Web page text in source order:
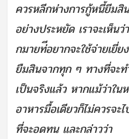
ควรหลีกห่างการกู้หนี้ยีมสิ
อย่างประหยัด เราจะเห็น
กมายท่ีอยากจะใช้จ่ายเยี่
ยืมสินจากทุก ๆ ทางที่จะท
เป็นจริงแล้ว หากแม้ว่าใน
อาหารมื้อเดียวก็ไม่ควรจ
ที่จะอดทน และกล่าวว่า